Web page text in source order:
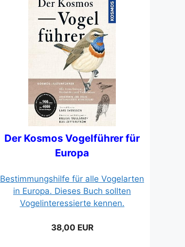
Der Kosmos Vogelführer für
Europa
Bestimmungshilfe für alle Vogelarten
in Europa. Dieses Buch sollten
Vogelinteressierte kennen.
38,00 EUR